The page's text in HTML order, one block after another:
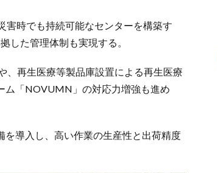
害時でも持続可能なセンターを構築す
した管理体制も実現する。
、再生医療等製品庫設置による再生医療
ム「NOVUMN」の対応力増強も進め
導入し、高い作業の生産性と出荷精度